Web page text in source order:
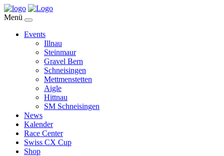
Menü
Events
Illnau
Steinmaur
Gravel Bern
Schneisingen
Mettmenstetten
Aigle
Hittnau
SM Schneisingen
News
Kalender
Race Center
Swiss CX Cup
Shop